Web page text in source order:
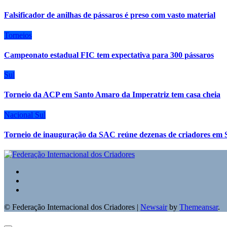
Falsificador de anilhas de pássaros é preso com vasto material
Torneios
Campeonato estadual FIC tem expectativa para 300 pássaros
Sul
Torneio da ACP em Santo Amaro da Imperatriz tem casa cheia
Nacional Sul
Torneio de inauguração da SAC reúne dezenas de criadores
© Federação Internacional dos Criadores | Newsairby Themeansar.